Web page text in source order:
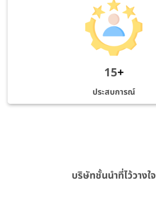
15+
ประสบการณ์
บริษัทชั้นนำที่ไว้วางใจ